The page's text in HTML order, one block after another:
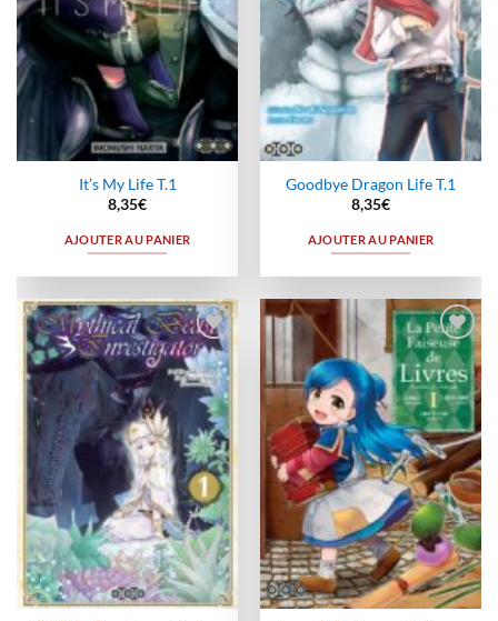
It’s My Life T.1
8,35€
AJOUTER AU PANIER
Goodbye Dragon Life T.1
8,35€
AJOUTER AU PANIER
Ajouter
à la
wishlist
Ajouter
à la
wishlist